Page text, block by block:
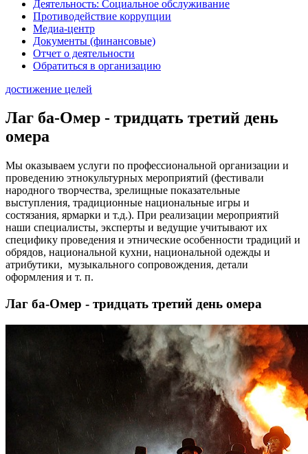
Деятельность: Социальное обслуживание
Противодействие коррупции
Медиа-центр
Документы (финансовые)
Отчет о деятельности
Обратиться в организацию
достижение целей
Лаг ба-Омер - тридцать третий день
омера
Мы оказываем услуги по профессиональной организации и
проведению этнокультурных мероприятий (фестивали
народного творчества, зрелищные показательные
выступления, традиционные национальные игры и
состязания, ярмарки и т.д.). При реализации мероприятий
наши специалисты, эксперты и ведущие учитывают их
специфику проведения и этнические особенности традиций и
обрядов, национальной кухни, национальной одежды и
атрибутики, музыкального сопровождения, детали
оформления и т. п.
Лаг ба-Омер - тридцать третий день омера